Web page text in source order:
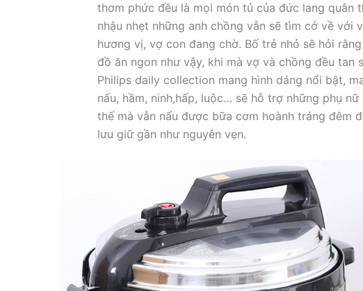
thơm phức đều là mọi món tủ của đức lang quân
nhậu nhẹt những anh chồng vẫn sẽ tìm cớ về với
hương vị, vợ con đang chờ. Bố trẻ nhỏ sẽ hỏi
đồ ăn ngon như vậy, khi mà vợ và chồng đều tan
Philips daily collection mang hình dáng nổi bật,
nấu, hầm, ninh,hấp, luộc… sẽ hỗ trợ những phụ
thế mà vẫn nấu được bữa cơm hoành tráng đêm
lưu giữ gần như nguyên vẹn.